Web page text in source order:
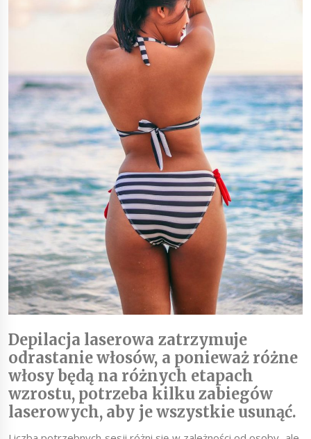
Depilacja laserowa zatrzymuje
odrastanie włosów, a ponieważ różne
włosy będą na różnych etapach
wzrostu, potrzeba kilku zabiegów
laserowych, aby je wszystkie usunąć.